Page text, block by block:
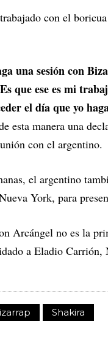
con el
una sesión con
que ese es mi
el día que yo
esta manera una
con el argentino.
el argentino
York, para
Arcángel no es la
a Eladio
Shakira